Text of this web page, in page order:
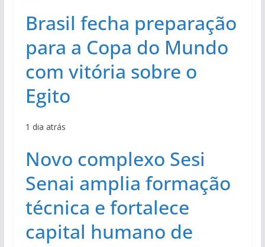
Brasil fecha preparação
para a Copa do Mundo
com vitória sobre o
Egito
1 dia atrás
Novo complexo Sesi
Senai amplia formação
técnica e fortalece
capital humano de